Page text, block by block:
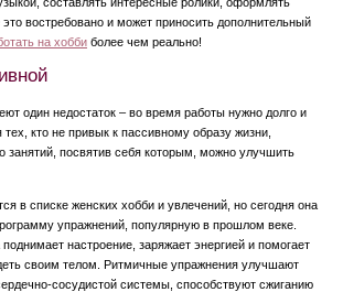
востребовано и может приносить дополнительный
на хобби более чем реально!
один недостаток – во время работы нужно долго и
кто не привык к пассивному образу жизни,
занятий, посвятив себя которым, можно улучшить
в списке женских хобби и увлечений, но сегодня она
упражнений, популярную в прошлом веке.
настроение, заряжает энергией и помогает
своим телом. Ритмичные упражнения улучшают
сосудистой системы, способствуют сжиганию